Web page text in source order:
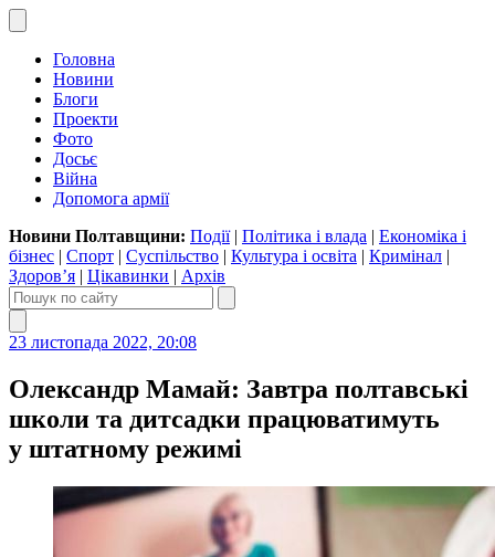
Головна
Новини
Блоги
Проекти
Фото
Досьє
Війна
Допомога армії
Новини Полтавщини: Події| Політика і влада | Економіка і
бізнес | Спорт | Суспільство | Культура і освіта | Кримінал |
Здоров’я | Цікавинки | Архів
23 листопада 2022, 20:08
Олександр Мамай: Завтра полтавські
школи та дитсадки працюватимуть
у штатному режимі